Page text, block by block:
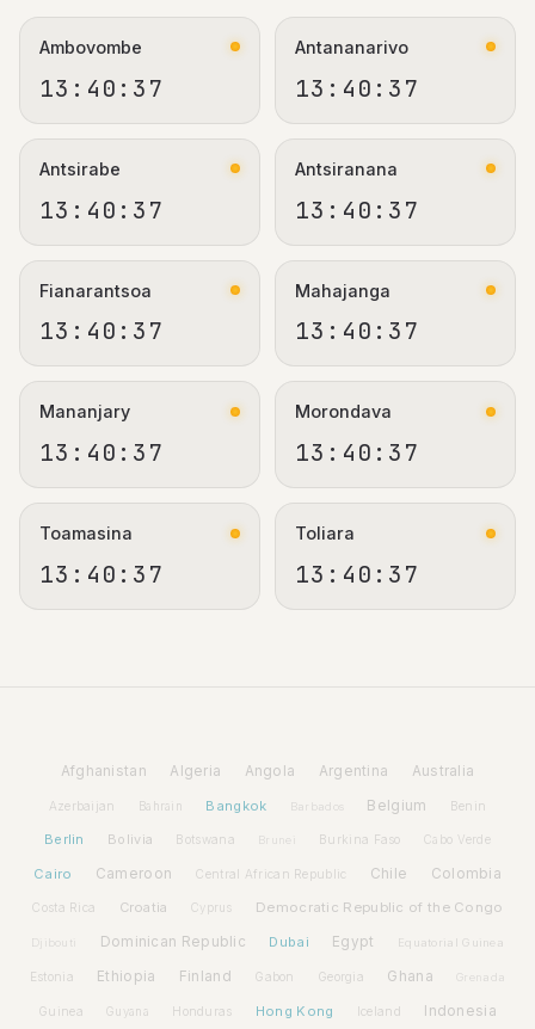
Ambovombe
13:40:37
Antananarivo
13:40:37
Antsirabe
13:40:37
Antsiranana
13:40:37
Fianarantsoa
13:40:37
Mahajanga
13:40:37
Mananjary
13:40:37
Morondava
13:40:37
Toamasina
13:40:37
Toliara
13:40:37
Afghanistan Algeria Angola Argentina Australia
Azerbaijan Bahrain Bangkok Barbados Belgium Benin
Berlin Bolivia Botswana Brunei Burkina Faso Cabo Verde
Cairo Cameroon Central African Republic Chile Colombia
Costa Rica Croatia Cyprus Democratic Republic of the Congo
Djibouti Dominican Republic Dubai Egypt Equatorial Guinea
Estonia Ethiopia Finland Gabon Georgia Ghana Grenada
Guinea Guyana Honduras Hong Kong Iceland Indonesia